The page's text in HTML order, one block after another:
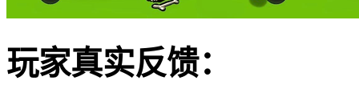
玩家真实反馈：